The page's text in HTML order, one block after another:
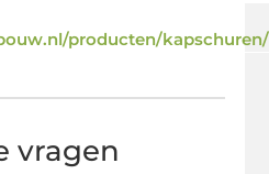
producten/kapschuren/
vragen